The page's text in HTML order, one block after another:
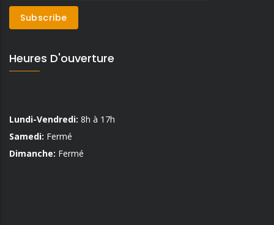
Heures D'ouverture
Lundi-Vendredi: 8h à 17h
Samedi: Fermé
Dimanche: Fermé